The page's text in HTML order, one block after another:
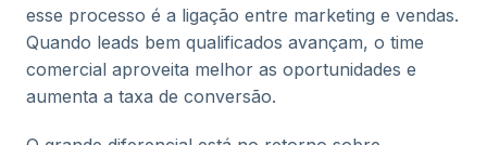
esse processo é a ligação entre marketing e vendas.
Quando leads bem qualificados avançam, o time
comercial aproveita melhor as oportunidades e
aumenta a taxa de conversão.